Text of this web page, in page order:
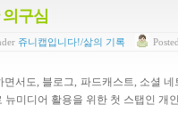
구심
쥬니캡입니다!/삶의 기록 Posted
서도, 블로그, 파드캐스트, 소셜
미디어 활용을 위한 첫 스탭인 개